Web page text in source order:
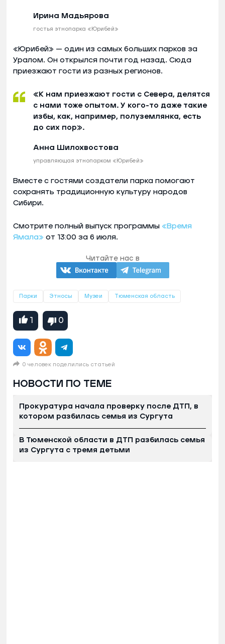
Ирина Мадьярова
гостья этнопарка «Юрибей»
«Юрибей» — один из самых больших парков за
Уралом. Он открылся почти год назад. Сюда
приезжают гости из разных регионов.
«К нам приезжают гости с Севера, делятся
с нами тоже опытом. У кого-то даже такие
избы, как, например, полуземлянка, есть
до сих пор».
Анна Шилохвостова
управляющая этнопарком «Юрибей»
Вместе с гостями создатели парка помогают
сохранять традиционную культуру народов
Сибири.
Смотрите полный выпуск программы «Время
Ямала» от 13:00 за 6 июля.
Читайте нас в
Парки Этносы Музеи Тюменская область
1 0
0 человек поделились статьей
НОВОСТИ ПО ТЕМЕ
Прокуратура начала проверку после ДТП, в
котором разбилась семья из Сургута
В Тюменской области в ДТП разбилась семья
из Сургута с тремя детьми